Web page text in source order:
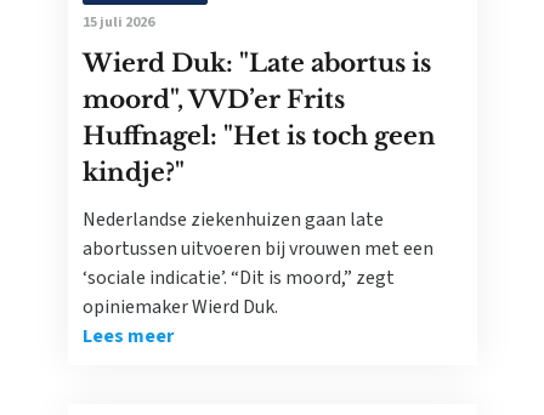
15 juli 2026
Wierd Duk: "Late abortus is
moord", VVD’er Frits
Huffnagel: "Het is toch geen
kindje?"
Nederlandse ziekenhuizen gaan late
abortussen uitvoeren bij vrouwen met een
‘sociale indicatie’. “Dit is moord,” zegt
opiniemaker Wierd Duk.
Lees meer